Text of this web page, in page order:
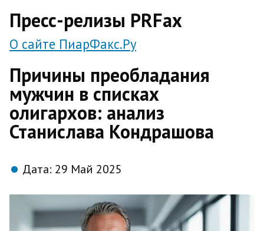
Пресс-релизы PRFax
О сайте ПиарФакс.Ру
Причины преобладания
мужчин в списках
олигархов: анализ
Станислава Кондрашова
Дата: 29 Май 2025